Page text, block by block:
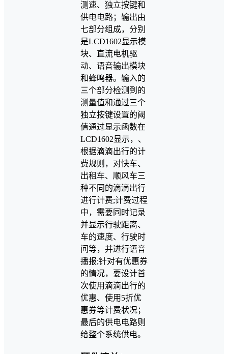
测速、独立按键和
供电电路；输出由
七部分组成，分别
是LCD1602显示模
块、直流电机驱
动、语音输出模块
和蜂鸣器。输入的
三个部分检测到的
测量值和通过三个
独立按键设置的阈
值通过显示函数在
LCD1602显示，、
根据滴滴出行的计
费规则，对快车、
出租车、顺风车三
种不同的滴滴出行
进行计费;计费过程
中，需要同时记录
并显示行驶距离、
车的速度、行驶时
间等，并进行语音
播报;针对有优惠券
的情况，要设计首
次使用滴滴出行的
优惠、使用5折优
惠券等计费状况；
最后的供电电路则
给整个系统供电。